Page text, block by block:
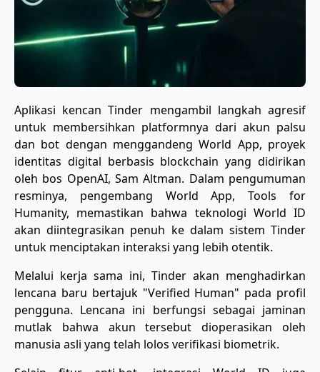
Aplikasi kencan Tinder mengambil langkah agresif
untuk membersihkan platformnya dari akun palsu
dan bot dengan menggandeng World App, proyek
identitas digital berbasis blockchain yang didirikan
oleh bos OpenAI, Sam Altman. Dalam pengumuman
resminya, pengembang World App, Tools for
Humanity, memastikan bahwa teknologi World ID
akan diintegrasikan penuh ke dalam sistem Tinder
untuk menciptakan interaksi yang lebih otentik.
​Melalui kerja sama ini, Tinder akan menghadirkan
lencana baru bertajuk "Verified Human" pada profil
pengguna. Lencana ini berfungsi sebagai jaminan
mutlak bahwa akun tersebut dioperasikan oleh
manusia asli yang telah lolos verifikasi biometrik.